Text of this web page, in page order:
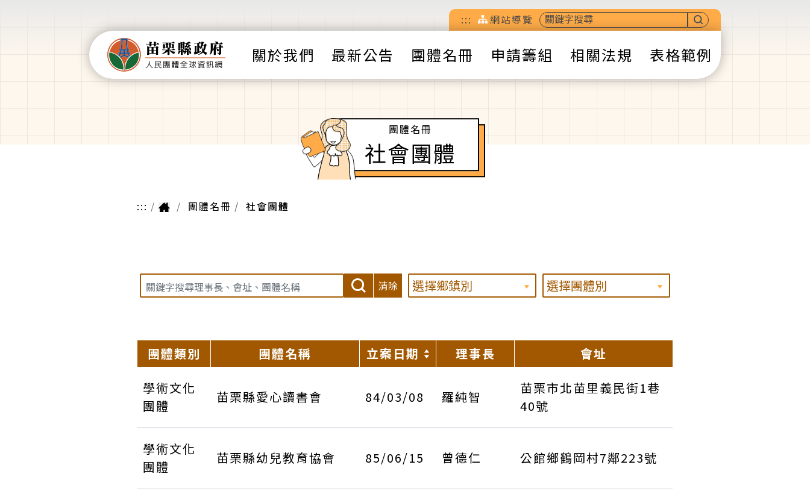
::: 網站導覽
關於我們 最新公告 團體名冊 申請籌組 相關法規 表格範例
團體名冊
社會團體
::: 團體名冊 社會團體
清除
團體類別 團體名稱 立案日期 理事長
會址
學術文化
團體
苗栗縣愛心讀書會 84/03/08 羅純智
苗栗市北苗里義民街1巷
40號
學術文化
團體
苗栗縣幼兒教育協會 85/06/15 曾德仁 公館鄉鶴岡村7鄰223號